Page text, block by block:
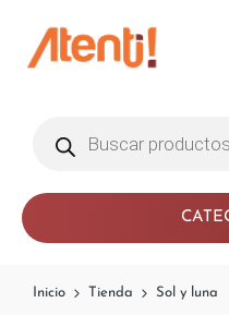
Inicio Tienda Sol y luna